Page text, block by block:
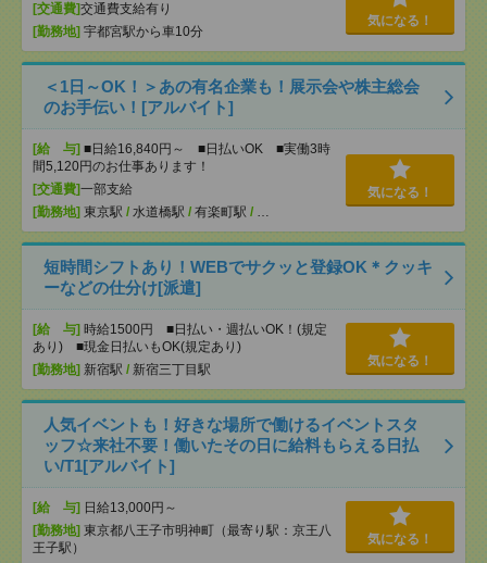
[交通費]交通費支給有り
[勤務地] 宇都宮駅から車10分
気になる！
＜1日～OK！＞あの有名企業も！展示会や株主総会
のお手伝い！[アルバイト]
[給 与] ■日給16,840円～ ■日払いOK ■実働3時
間5,120円のお仕事あります！
[交通費]一部支給
[勤務地] 東京駅 / 水道橋駅 / 有楽町駅 / …
気になる！
短時間シフトあり！WEBでサクッと登録OK＊クッキ
ーなどの仕分け[派遣]
[給 与] 時給1500円 ■日払い・週払いOK！(規定
あり) ■現金日払いもOK(規定あり)
[勤務地] 新宿駅 / 新宿三丁目駅
気になる！
人気イベントも！好きな場所で働けるイベントスタ
ッフ☆来社不要！働いたその日に給料もらえる日払
い/T1[アルバイト]
[給 与] 日給13,000円～
[勤務地] 東京都八王子市明神町（最寄り駅：京王八
王子駅）
気になる！